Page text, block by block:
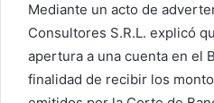
Mediante un acto de
Consultores S.R.L. explicó
apertura a una cuenta en el
finalidad de recibir los